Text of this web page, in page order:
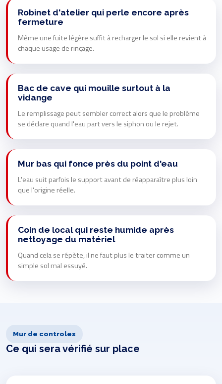
Robinet d'atelier qui perle encore après
fermeture
Même une fuite légère suffit à recharger le sol si elle revient à
chaque usage de rinçage.
Bac de cave qui mouille surtout à la
vidange
Le remplissage peut sembler correct alors que le problème
se déclare quand l'eau part vers le siphon ou le rejet.
Mur bas qui fonce près du point d'eau
L'eau suit parfois le support avant de réapparaître plus loin
que l'origine réelle.
Coin de local qui reste humide après
nettoyage du matériel
Quand cela se répète, il ne faut plus le traiter comme un
simple sol mal essuyé.
Mur de controles
Ce qui sera vérifié sur place